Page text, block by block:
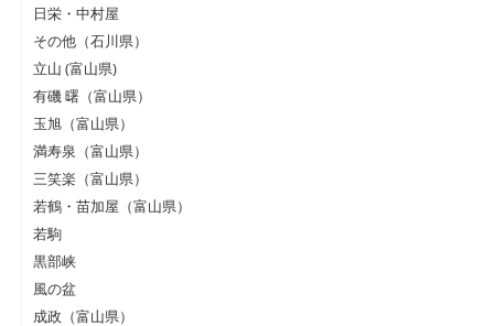
日栄・中村屋
その他（石川県）
立山 (富山県)
有磯 曙（富山県）
玉旭（富山県）
満寿泉（富山県）
三笑楽（富山県）
若鶴・苗加屋（富山県）
若駒
黒部峡
風の盆
成政（富山県）